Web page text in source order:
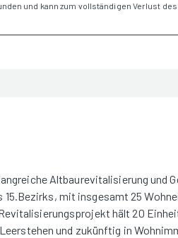
und kann zum vollständigen Verlust
Altbaurevitalisierung und
mit insgesamt 25
hält 20
und zukünftig in